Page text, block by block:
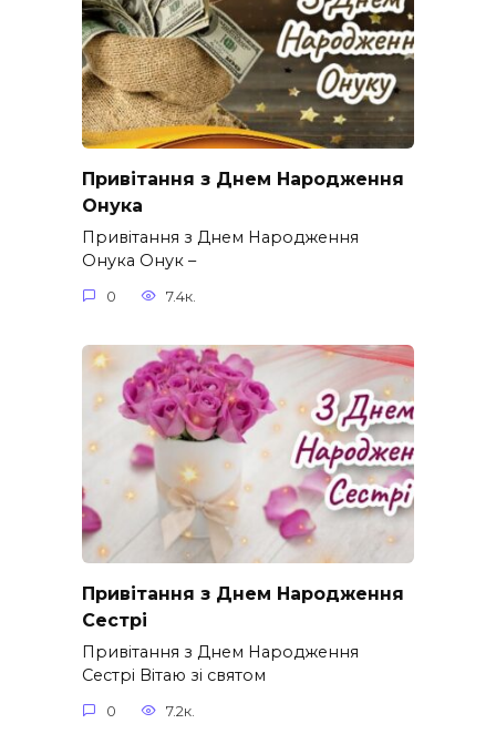
Привітання з Днем Народження
Онука
Привітання з Днем Народження
Онука Онук –
0 7.4к.
Привітання з Днем Народження
Сестрі
Привітання з Днем Народження
Сестрі Вітаю зі святом
0 7.2к.